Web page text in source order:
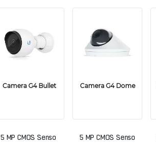
Camera G4 Bullet Camera G4 Dome
5 MP CMOS Senso 5 MP CMOS Senso